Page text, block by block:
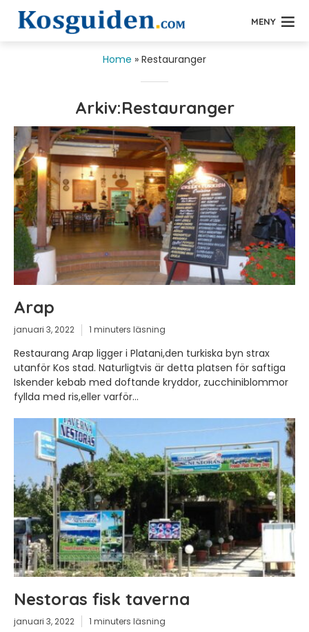
MENY
Home » Restauranger
Arkiv:Restauranger
Arap
januari 3, 2022 1 minuters läsning
Restaurang Arap ligger i Platani,den turkiska byn strax
utanför Kos stad. Naturligtvis är detta platsen för saftiga
Iskender kebab med doftande kryddor, zucchiniblommor
fyllda med ris,eller varför...
Nestoras fisk taverna
januari 3, 2022 1 minuters läsning